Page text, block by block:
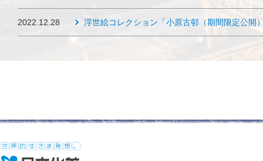
2022.12.28 浮世絵コレクション「小原古邨（期間限定公開